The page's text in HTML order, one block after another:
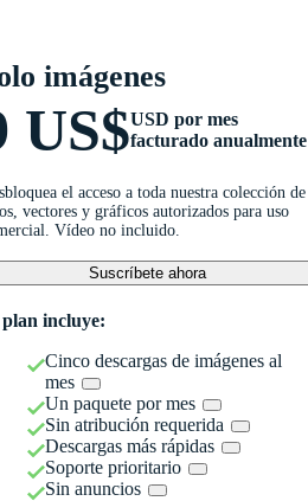
imágenes
US$USD por mes
facturado anualmente
el acceso a toda nuestra colección de
vectores y gráficos autorizados para uso
Vídeo no incluido.
Suscríbete ahora
incluye:
Cinco descargas de imágenes al
mes
Un paquete por mes
Sin atribución requerida
Descargas más rápidas
Soporte prioritario
Sin anuncios